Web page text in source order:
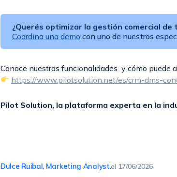
¿Querés optimizar la gestión comercial de
Coordina una demo con uno de nuestros
Conoce nuestras funcionalidades y cómo puede
https://www.pilotsolution.net/es/crm-dms-
Pilot Solution, la plataforma experta en la
Dulce Ruibal, Marketing Analyst.el 17/06/2026